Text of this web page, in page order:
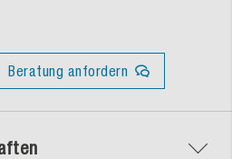
Beratung anfordern